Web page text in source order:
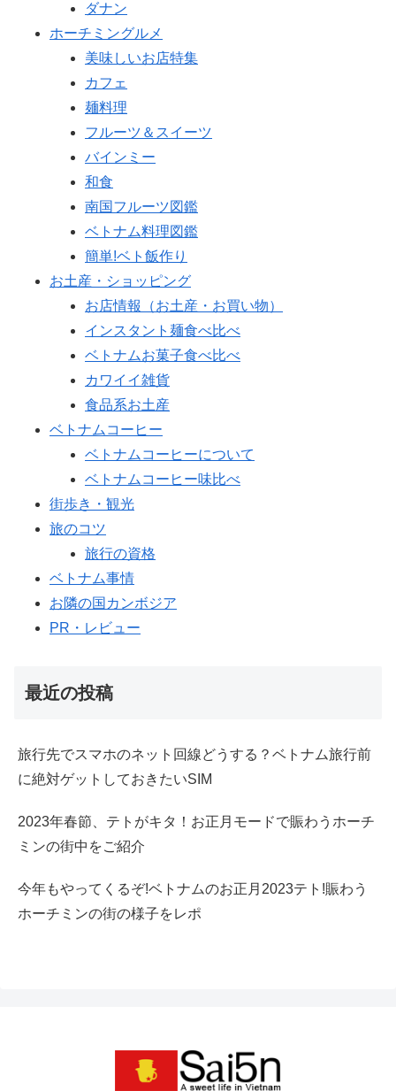
ダナン
ホーチミングルメ
美味しいお店特集
カフェ
麺料理
フルーツ＆スイーツ
バインミー
和食
南国フルーツ図鑑
ベトナム料理図鑑
簡単!ベト飯作り
お土産・ショッピング
お店情報（お土産・お買い物）
インスタント麺食べ比べ
ベトナムお菓子食べ比べ
カワイイ雑貨
食品系お土産
ベトナムコーヒー
ベトナムコーヒーについて
ベトナムコーヒー味比べ
街歩き・観光
旅のコツ
旅行の資格
ベトナム事情
お隣の国カンボジア
PR・レビュー
最近の投稿
旅行先でスマホのネット回線どうする？ベトナム旅行前
に絶対ゲットしておきたいSIM
2023年春節、テトがキタ！お正月モードで賑わうホーチ
ミンの街中をご紹介
今年もやってくるぞ!ベトナムのお正月2023テト!賑わう
ホーチミンの街の様子をレポ